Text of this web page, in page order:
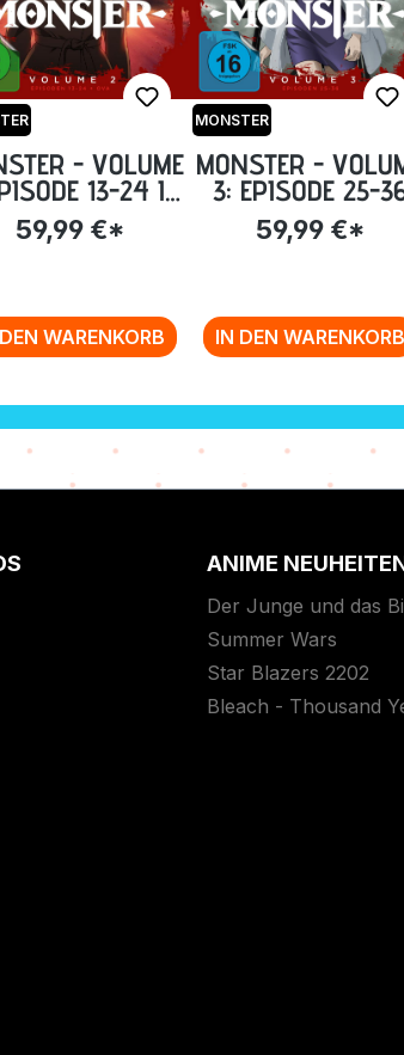
- VOLUME
13-24 IM
[BLU-
RAY]
59,99 €*
WARENKORB
MONSTER
MONSTER -
3: EPISODE 25-
IM STEELBOOK
[BLU-RAY]
59,99 €*
IN DEN WARENKORB
ANIME
Der Junge und das
Summer Wars
Star Blazers 2202
Bleach - Thousand